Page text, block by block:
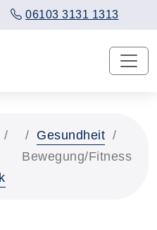
06103 3131 1313
Gesundheit
Bewegung/Fitness